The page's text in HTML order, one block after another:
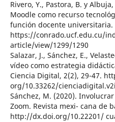
Rivero, Y., Pastora, B. y
Moodle como recurso
función docente universitaria.
https://conrado.ucf.edu.cu/
article/view/1299/1290
Salazar, J., Sánchez, E.,
vídeo como estrategia
Ciencia Digital, 2(2), 29-47.
org/10.33262/
Sánchez, M. (2020).
Zoom. Revista mexi- cana de
http://dx.doi.org/10.22201/